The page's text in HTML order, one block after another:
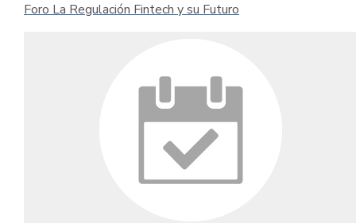
Foro La Regulación Fintech y su Futuro